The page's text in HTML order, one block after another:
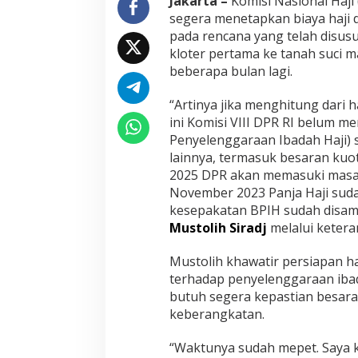
a
n
B
i
a
a
H
a
j
i
2
2
5
segera menetapkan biaya haji
pada rencana yang telah
kloter pertama ke tanah suci
beberapa bulan lagi.
“Artinya jika menghitung dari
ini Komisi VIII DPR RI belum
Penyelenggaraan Ibadah
lainnya, termasuk besaran
2025 DPR akan memasuki
November 2023 Panja Haji
kesepakatan BPIH sudah
Mustolih Siradj melalui
Mustolih khawatir persiapan
terhadap penyelenggaraan
butuh segera kepastian
keberangkatan.
“Waktunya sudah mepet.